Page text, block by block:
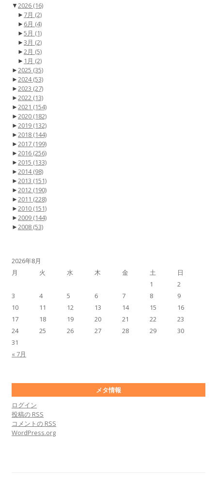
▼2026 (16)
► 7月 (2)
► 6月 (4)
►5月 (1)
►3月 (2)
►2月 (5)
► 1月 (2)
►2025 (35)
►2024(53)
►2023 (27)
►2022 (13)
►2021 (154)
►2020 (182)
►2019 (132)
►2018 (144)
►2017 (199)
►2016 (256)
►2015 (133)
►2014(98)
►2013 (151)
►2012 (190)
►2011 (228)
►2010 (151)
►2009 (144)
►2008 (53)
2026年8月
月
火 水 木 金 土 日
« 7月
1
2
3
4 5 6 7 8
9
10
11 12 13 14 15
16
17
18 19 20 21 22
23
24
25 26 27 28 29
30
31
メタ情報
ログイン
投稿の RSS
コメントの RSS
WordPress.org